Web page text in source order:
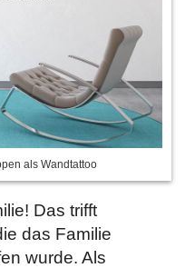
als Wandtattoo
Das trifft
das Familie
wurde. Als